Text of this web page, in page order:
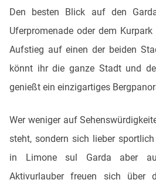
Den besten Blick auf den
Uferpromenade oder dem
Aufstieg auf einen der beiden
könnt ihr die ganze Stadt und
genießt ein einzigartiges
Wer weniger auf
steht, sondern sich lieber
in Limone sul Garda aber
Aktivurlauber freuen sich über